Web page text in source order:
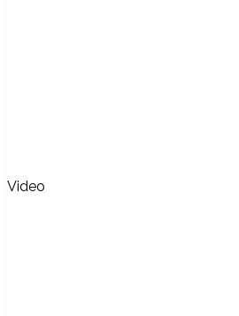
Video